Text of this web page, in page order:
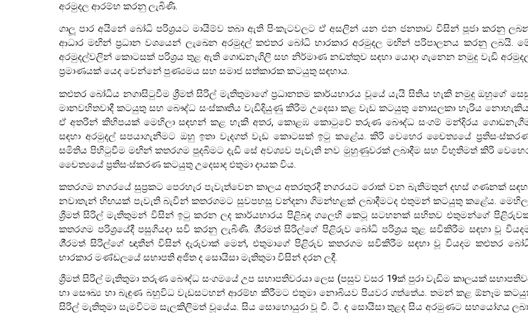
අරමුදල ආරම්භ කරනු ලැබිණි.
ගාලූ පාර අයිනේ බෝධි පරිශ්‍රයට මායිම්ව තබා ඇති පිංකැටවලට ඒ අසලින් යන එන ජනතාව විසින් පූජා කරනු
ආධාර මඟින් ප්‍රධාන වශයෙන් ලැඛෙන අරමුදල් කළුතර බෝධි භාරකාර අරමුදල මඟින් පරිපාලනය කරනු ලබයි.
අරමුදල්වලින් කොටසක් පරිශ්‍රය තුළ ඇති ගොඩනැගිලි සහ නිර්මාණ නඩත්තුව සඳහා යොදා ගැනෙන නමුදු වැඩි
ප්‍රමාණයක් යෙද වෙන්නේ පුණ්‍යමය සහ සමාජ සත්කාරක කටයුතු සඳහාය.
කළුතර බෝධිය නගාසිටුවීම ශ්‍රීමත් සිරිල් මැතිතුමාගේ ප්‍රධානතම කාර්යභාරය වූයේ යැයි සිතිය හැකි නමුදු ඔහුගේ
මානවහිතවාදී කටයුතු සහ බෞද්ධ සංස්කෘතිය වැඩිදියුණු කිරීම උදෙසා කළ වැඩ කටයුතු නොසලකා හැරිය
ඒ අතරින් කිහිපයක් මෙහිලා සඳහන් කළ හැකි අතර, කොළඹ කොටුවේ තරුණ බෞද්ධ සංගම් මන්දිරය
සඳහා අරමුදල් සපයාගැනීමට ඔහු ඉතා වැදගත් වැඩ කොටසක් ඉටු කළේය. කිරි වෙහෙර චෛත්‍යයේ
සමිතිය පිහිටුවීම මඟින් කතරගම පුදබිමට දැඩි සේ අවශ්‍යව පැවැති නව මුහුණුවරක් ලබාදීම සහ විභුතිමත් කිරි
චෛත්‍යයේ ප්‍රතිසංස්කරණ කටයුතු උදෙසාද එතුමා දායක විය.
කතරගම නගරයේ සුප්‍රකට පෙරහැර පැවැත්වෙන කාලය අතරතුරදී නගරයට රොක් වන බැතිමතුන් දහස් ගණනක්
නවාතැන් හිඟයක් පැවැති බැවින් කතරගමට සුවපහසු වන්දනා ගිමන්හළක් ලබාදීමටද එතුමන් කටයුතු කළේය.
ශ්‍රීමත් සිරිල් මැතිතුමන් විසින් ඉටු කරන ලද කාර්යභාරය පිළිබඳ ගලෙහි කෙටූ සටහනක් සහිතව එතුමන්ගේ
කතරගම පරිශ්‍රයේදී පසුගියදා සවි කරනු ලැබිණි. ශී්‍රමත් සිරිල්ගේ පිළිරුව බෝධි පරිශ්‍රය තුළ සවිකිරීම සඳහා වූ
ශී්‍රමත් සිරිල්ගේ ඥාතීන් විසින් දැරුවාක් මෙන්, එතුමාගේ පිළිරුව කතරගම සවිකිරීම සඳහා වූ වියදම කළුතර
භාරකාර මණ්ඩලයේ සභාපති අජිත ද සොයිසා මැතිතුමා විසින් දරන ලදී.
ශ්‍රීමත් සිරිල් මැතිතුමා තරුණ බෞද්ධ සංගමයේ උප සභාපතිවරයා ලෙස (පසුව වසර 19ක් පුරා වැඩිම කාලයක්
හා සෞඛ්‍ය හා බැඳුණ බහුවිධ වැඩසටහන් ආරම්භ කිරීමට එතුමා නොබියව පියවර ගත්තේය. තමන් කළ ඕනෑම
සිරිල් මැතිතුමා සැමවිටම සැලකිලිමත් වූයේය. සිය සොහොයුරා වූ වී. ටී. ද සොයිසා තුළද සිය අරමුණට සහයෝගය